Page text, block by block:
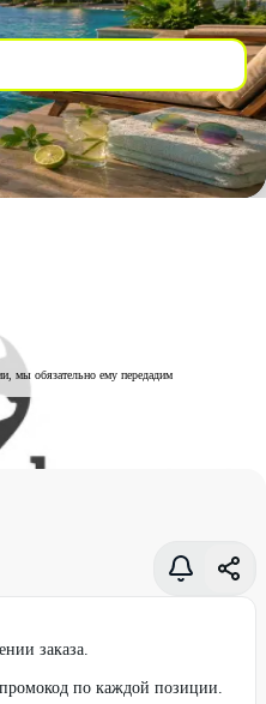
мы обязательно ему передадим
10% - Старая ферма в
заказа.
по каждой позиции.